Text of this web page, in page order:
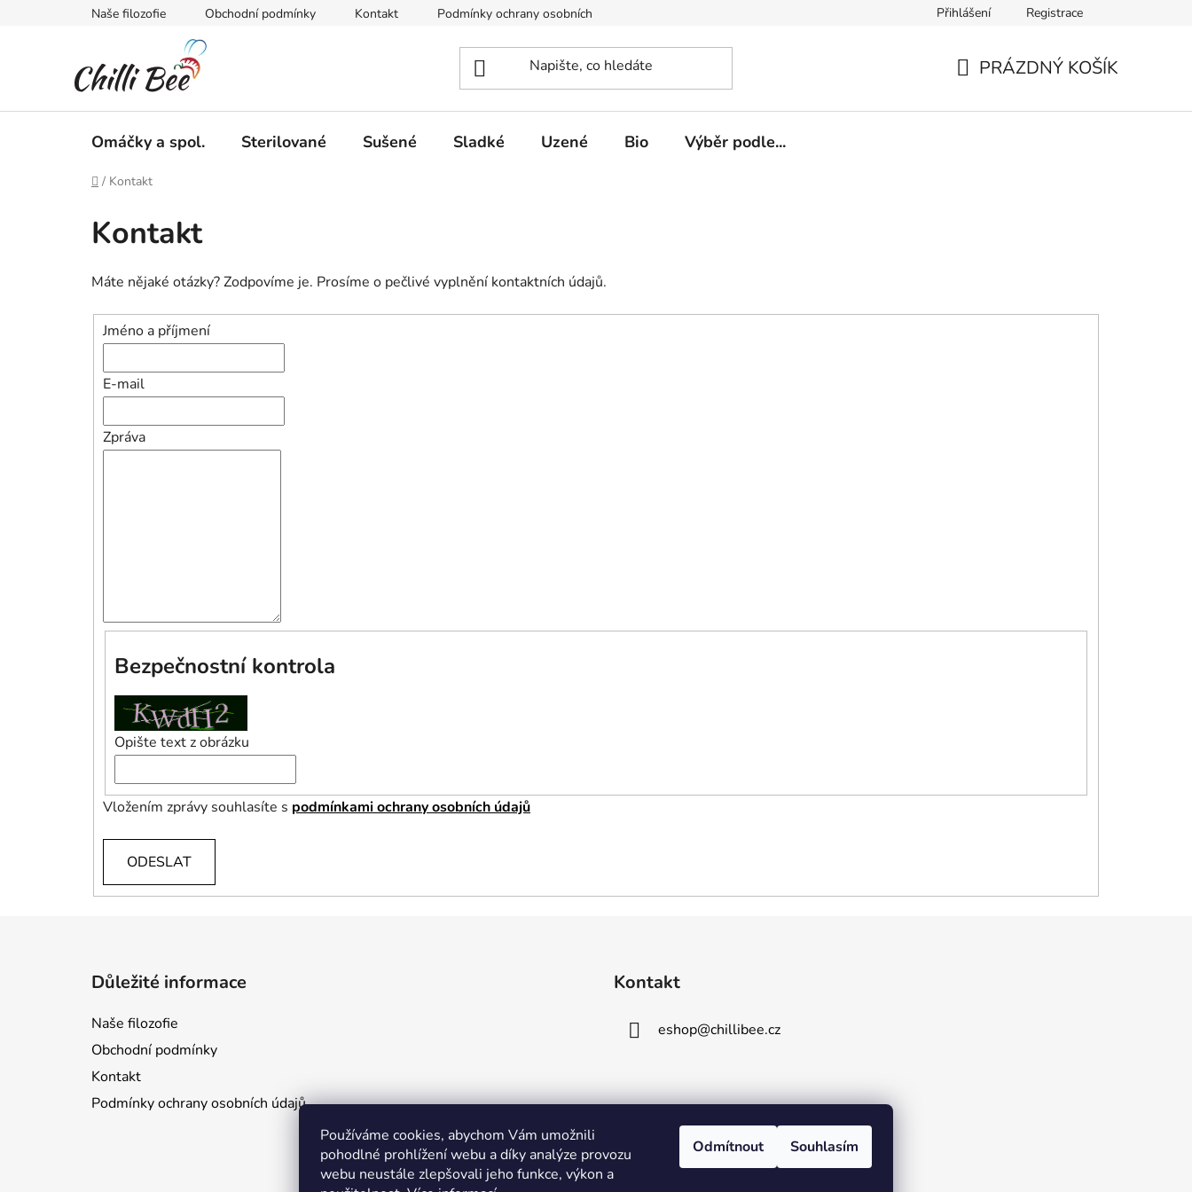
Používáme cookies, abychom Vám umožnili
pohodlné prohlížení webu a díky analýze provozu
webu neustále zlepšovali jeho funkce, výkon a
Odmítnout Souhlasím
Naše filozofie Obchodní podmínky Kontakt Podmínky ochrany osobních údajů Přihlášení Registrace
PRÁZDNÝ KOŠÍK
Omáčky a spol. Sterilované Sušené Sladké Uzené Bio Výběr podle...
Domů
/ Kontakt
Kontakt
Máte nějaké otázky? Zodpovíme je. Prosíme o pečlivé vyplnění kontaktních údajů.
Jméno a příjmení
E-mail
Zpráva
Bezpečnostní kontrola
Opište text z obrázku
Vložením zprávy souhlasíte s podmínkami ochrany osobních údajů
ODESLAT
Důležité informace
Naše filozofie
Obchodní podmínky
Kontakt
Podmínky ochrany osobních údajů
Kontakt
eshop@chillibee.cz